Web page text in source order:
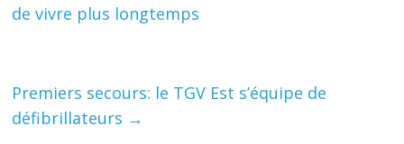
de vivre plus longtemps
Premiers secours: le TGV Est s’équipe de
défibrillateurs →